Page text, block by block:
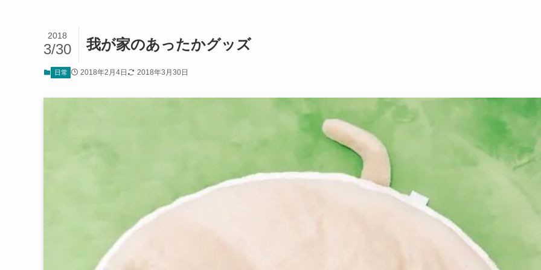
我が家のあったかグッズ
2018
3/30
日常 2018年2月4日 2018年3月30日